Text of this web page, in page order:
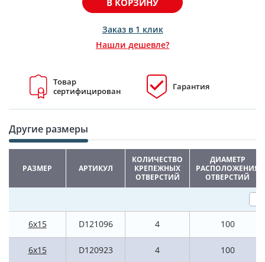
В КОРЗИНУ
Заказ в 1 клик
Нашли дешевле?
Товар
сертифицирован
Гарантия
Другие размеры
РАЗМЕР АРТИКУЛ
КОЛИЧЕСТВО
КРЕПЕЖНЫХ
ОТВЕРСТИЙ
ДИАМЕТР
РАСПОЛОЖЕНИЯ
ОТВЕРСТИЙ
6x15 D121096 4 100
6x15 D120923 4 100